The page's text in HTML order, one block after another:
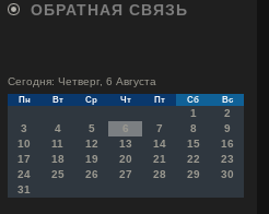
ОБРАТНАЯ СВЯЗЬ
Сегодня: Четверг, 6 Августа
Пн Вт Ср Чт Пт Сб Вс
1
2
3
4 5 6 7 8
9
10
11 12 13 14 15
16
17
18 19 20 21 22
23
24
25 26 27 28 29
30
31